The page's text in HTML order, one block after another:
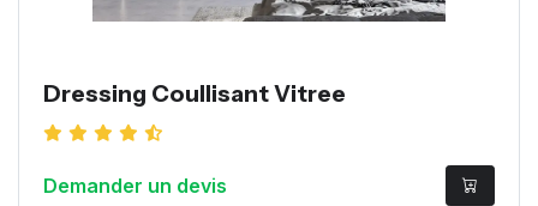
Dressing Coullisant Vitree
Demander un devis